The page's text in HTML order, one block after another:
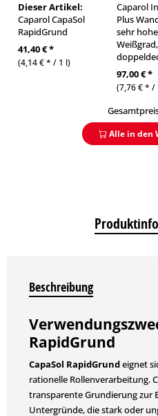
Dieser Artikel:
Caparol CapaSol
RapidGrund
41,40 € *
(4,14 € * / 1 l)
Caparol
Plus
sehr
Weißgrad,
97,00 € *
(7,76 € * /
Alle in den
Beschreibung
RapidGrund
CapaSol RapidGrundeignet
rationelle Rollenverarbeitung.
transparente Grundierung zur
Untergründe, die stark oder